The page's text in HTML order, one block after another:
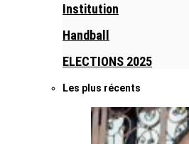
Institution
Handball
ELECTIONS 2025
Les plus récents